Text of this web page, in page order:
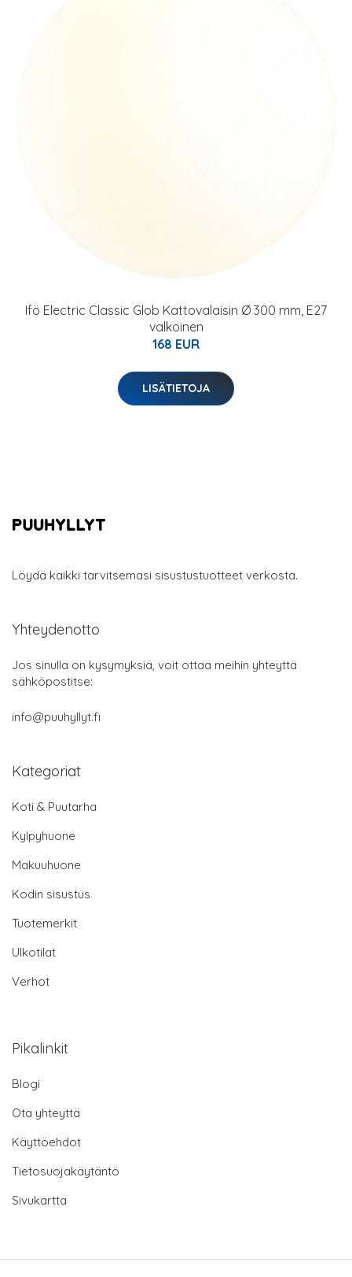
Ifö Electric Classic Glob Kattovalaisin Ø 300 mm, E27
valkoinen
168 EUR
LISÄTIETOJA
Löydä kaikki tarvitsemasi sisustustuotteet verkosta.
Yhteydenotto
Jos sinulla on kysymyksiä, voit ottaa meihin yhteyttä
sähköpostitse:
info@puuhyllyt.fi
Kategoriat
Koti & Puutarha
Kylpyhuone
Makuuhuone
Kodin sisustus
Tuotemerkit
Ulkotilat
Verhot
Pikalinkit
Blogi
Ota yhteyttä
Käyttöehdot
Tietosuojakäytäntö
Sivukartta